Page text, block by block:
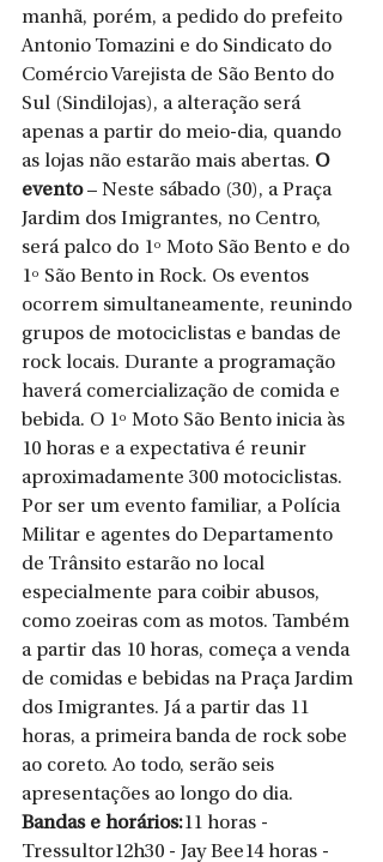
manhã, porém, a pedido do prefeito
Antonio Tomazini e do Sindicato do
Comércio Varejista de São Bento do
Sul (Sindilojas), a alteração será
apenas a partir do meio-dia, quando
as lojas não estarão mais abertas. O
evento – Neste sábado (30), a Praça
Jardim dos Imigrantes, no Centro,
será palco do 1º Moto São Bento e do
1º São Bento in Rock. Os eventos
ocorrem simultaneamente, reunindo
grupos de motociclistas e bandas de
rock locais. Durante a programação
haverá comercialização de comida e
bebida. O 1º Moto São Bento inicia às
10 horas e a expectativa é reunir
aproximadamente 300 motociclistas.
Por ser um evento familiar, a Polícia
Militar e agentes do Departamento
de Trânsito estarão no local
especialmente para coibir abusos,
como zoeiras com as motos. Também
a partir das 10 horas, começa a venda
de comidas e bebidas na Praça Jardim
dos Imigrantes. Já a partir das 11
horas, a primeira banda de rock sobe
ao coreto. Ao todo, serão seis
apresentações ao longo do dia.
Bandas e horários:11 horas -
Tressultor12h30 - Jay Bee14 horas -